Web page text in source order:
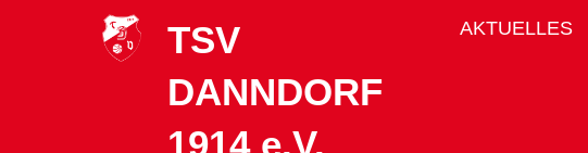
TSV
DANNDORF
1914 e.V.
AKTUELLES